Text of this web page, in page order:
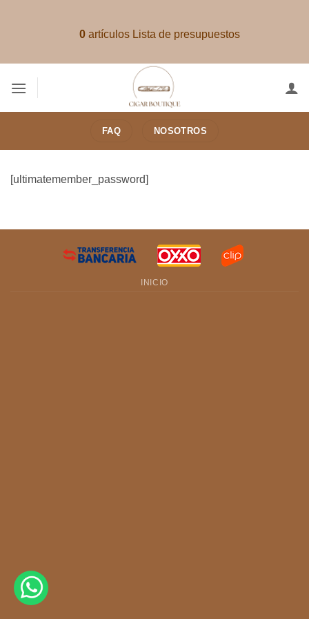
0artículos Lista de presupuestos
FAQ NOSOTROS
[ultimatemember_password]
INICIO